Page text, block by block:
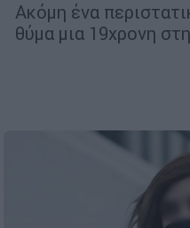
Ακόμη ένα
θύμα μια 19χρονη